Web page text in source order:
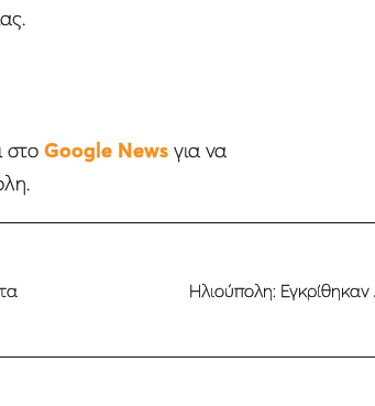
στο Google Newsγια να
Ηλιούπολη: